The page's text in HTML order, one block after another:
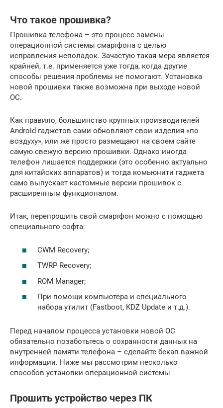
Что такое прошивка?
Прошивка телефона – это процесс замены
операционной системы смартфона с целью
исправления неполадок. Зачастую такая мера является
крайней, т.е. применяется уже тогда, когда другие
способы решения проблемы не помогают. Установка
новой прошивки также возможна при выходе новой
ОС.
Как правило, большинство крупных производителей
Android гаджетов сами обновляют свои изделия «по
воздуху», или же просто размещают на своем сайте
самую свежую версию прошивки. Однако иногда
телефон лишается поддержки (это особенно актуально
для китайских аппаратов) и тогда комьюнити гаджета
само выпускает кастомные версии прошивок с
расширенным функционалом.
Итак, перепрошить свой смартфон можно с помощью
специального софта:
CWM Recovery;
TWRP Recovery;
ROM Manager;
При помощи компьютера и специального
набора утилит (Fastboot, KDZ Update и т.д.).
Перед началом процесса установки новой ОС
обязательно позаботьтесь о сохранности данных на
внутренней памяти телефона – сделайте бекап важной
информации. Ниже мы рассмотрим несколько
способов установки операционной системы
Прошить устройство через ПК